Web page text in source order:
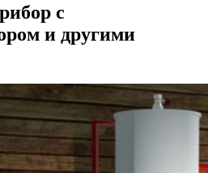
с
и другими